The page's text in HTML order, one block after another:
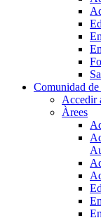
Comunidad
Accedir
Àrees